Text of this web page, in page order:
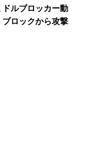
ドルブロッカー動
ブロックから攻撃